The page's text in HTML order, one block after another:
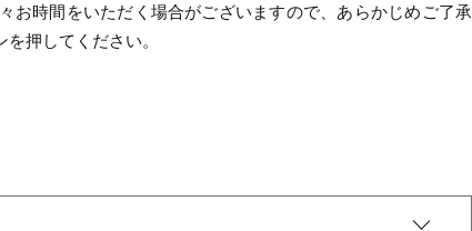
お時間をいただく場合がございますので、あらかじめご了承
押してください。